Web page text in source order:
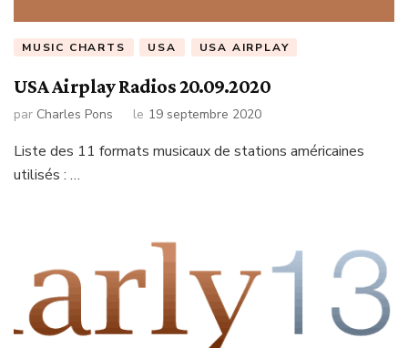
MUSIC CHARTS USA USA AIRPLAY
USA Airplay Radios 20.09.2020
par Charles Pons le 19 septembre 2020
Liste des 11 formats musicaux de stations américaines
utilisés : …